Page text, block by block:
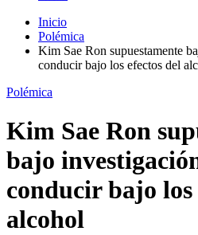
Inicio
Polémica
Kim Sae Ron supuestamente
conducir bajo los efectos del
Polémica
Kim Sae Ron
bajo
conducir bajo los
alcohol